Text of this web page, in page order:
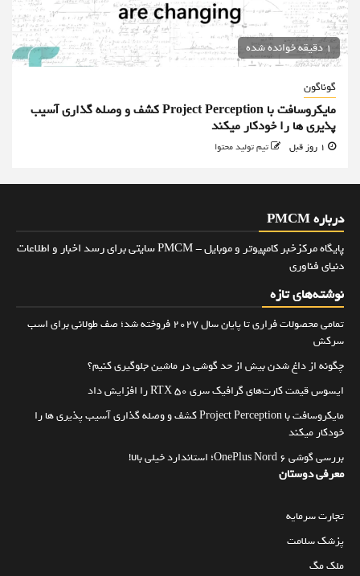
1 دقیقه خوانده شده
گوناگون
مایکروسافت با Project Perception کشف و وصله گذاری آسیب
پذیری ها را خودکار میکند
تیم تولید محتوا
درباره PMCM
پایگاه مرکزخبر کامپیوتر و موبایل - PMCM سایتی برای رسد اخبار و اطلاعات
دنیای فناوری
نوشته‌های تازه
تمامی محصولات فراری تا پایان سال ۲۰۲۷ فروخته شد؛ صف طولانی برای اسب
سرکش
چگونه از داغ شدن بیش از حد گوشی در ماشین جلوگیری کنیم؟
ایسوس قیمت کارت‌های گرافیک سری RTX 50 را افزایش داد
مایکروسافت با Project Perception کشف و وصله گذاری آسیب پذیری ها را
خودکار میکند
بررسی گوشی OnePlus Nord 6؛ استاندارد خیلی بالا!
معرفی دوستان
تجارت سرمایه
پزشک سلامت
ملک مگ